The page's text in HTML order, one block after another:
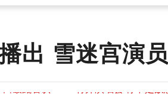
出 雪迷宫演